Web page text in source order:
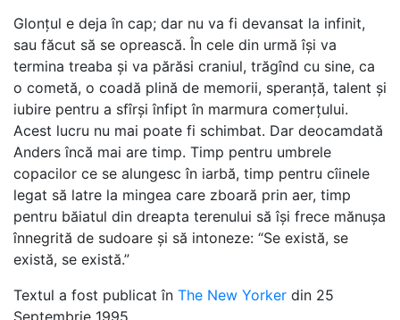
Glonțul e deja în cap; dar nu va fi devansat la infinit,
sau făcut să se oprească. În cele din urmă își va
termina treaba și va părăsi craniul, trăgînd cu sine, ca
o cometă, o coadă plină de memorii, speranță, talent și
iubire pentru a sfîrși înfipt în marmura comerțului.
Acest lucru nu mai poate fi schimbat. Dar deocamdată
Anders încă mai are timp. Timp pentru umbrele
copacilor ce se alungesc în iarbă, timp pentru cîinele
legat să latre la mingea care zboară prin aer, timp
pentru băiatul din dreapta terenului să își frece mănușa
înnegrită de sudoare și să intoneze: “Se există, se
există, se există.”
Textul a fost publicat în The New Yorker din 25
Septembrie 1995